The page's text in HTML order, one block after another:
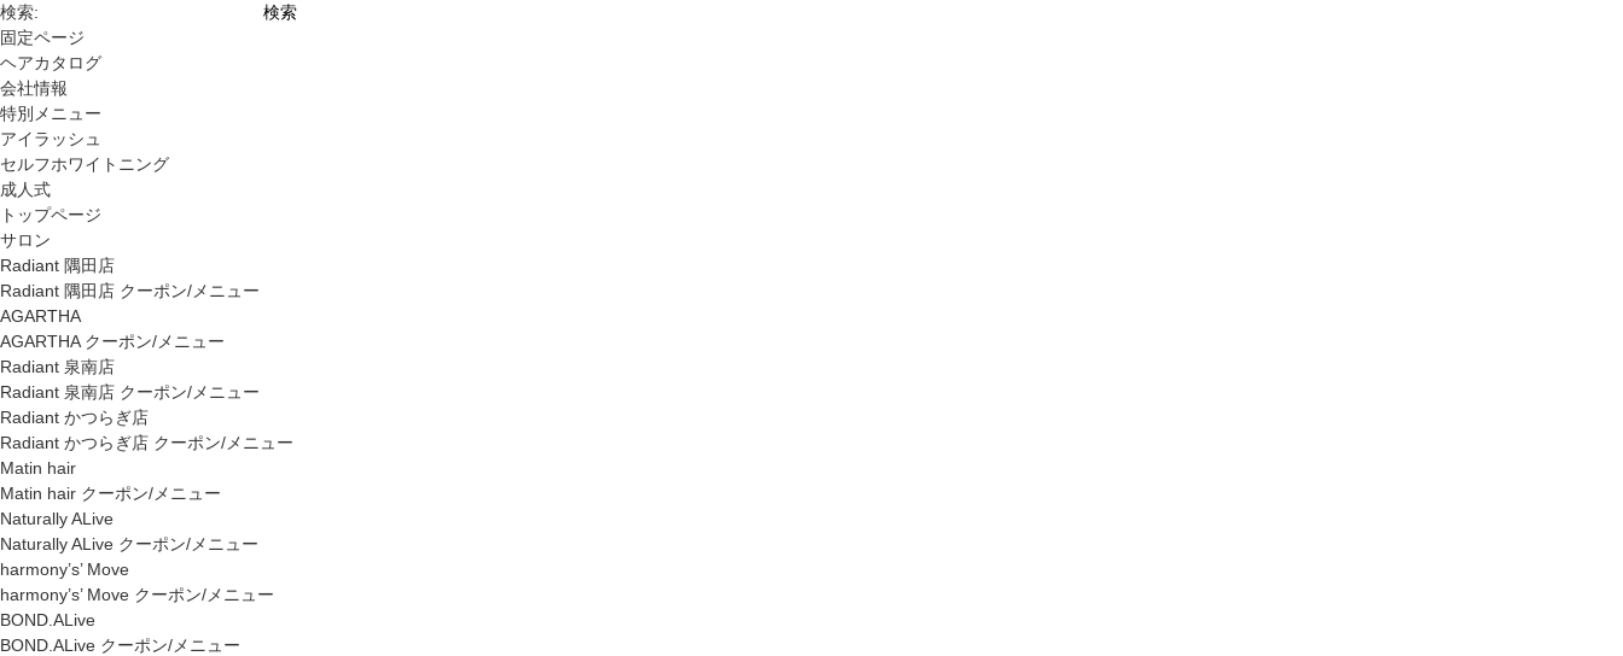
検索:
固定ページ
ヘアカタログ
会社情報
特別メニュー
アイラッシュ
セルフホワイトニング
成人式
トップページ
サロン
Radiant 隅田店
Radiant 隅田店 クーポン/メニュー
AGARTHA
AGARTHA クーポン/メニュー
Radiant 泉南店
Radiant 泉南店 クーポン/メニュー
Radiant かつらぎ店
Radiant かつらぎ店 クーポン/メニュー
Matin hair
Matin hair クーポン/メニュー
Naturally ALive
Naturally ALive クーポン/メニュー
harmony’s’ Move
harmony’s’ Move クーポン/メニュー
BOND.ALive
BOND.ALive クーポン/メニュー